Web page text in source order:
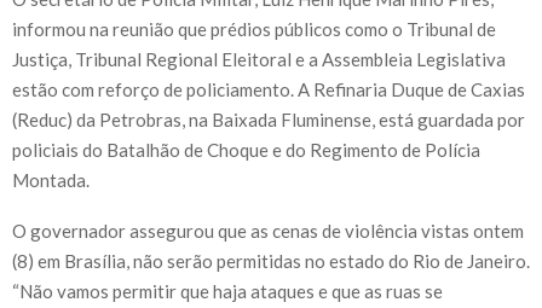
informou na reunião que prédios públicos como o Tribunal de
Justiça, Tribunal Regional Eleitoral e a Assembleia Legislativa
estão com reforço de policiamento. A Refinaria Duque de Caxias
(Reduc) da Petrobras, na Baixada Fluminense, está guardada por
policiais do Batalhão de Choque e do Regimento de Polícia
Montada.
O governador assegurou que as cenas de violência vistas ontem
(8) em Brasília, não serão permitidas no estado do Rio de Janeiro.
“Não vamos permitir que haja ataques e que as ruas se